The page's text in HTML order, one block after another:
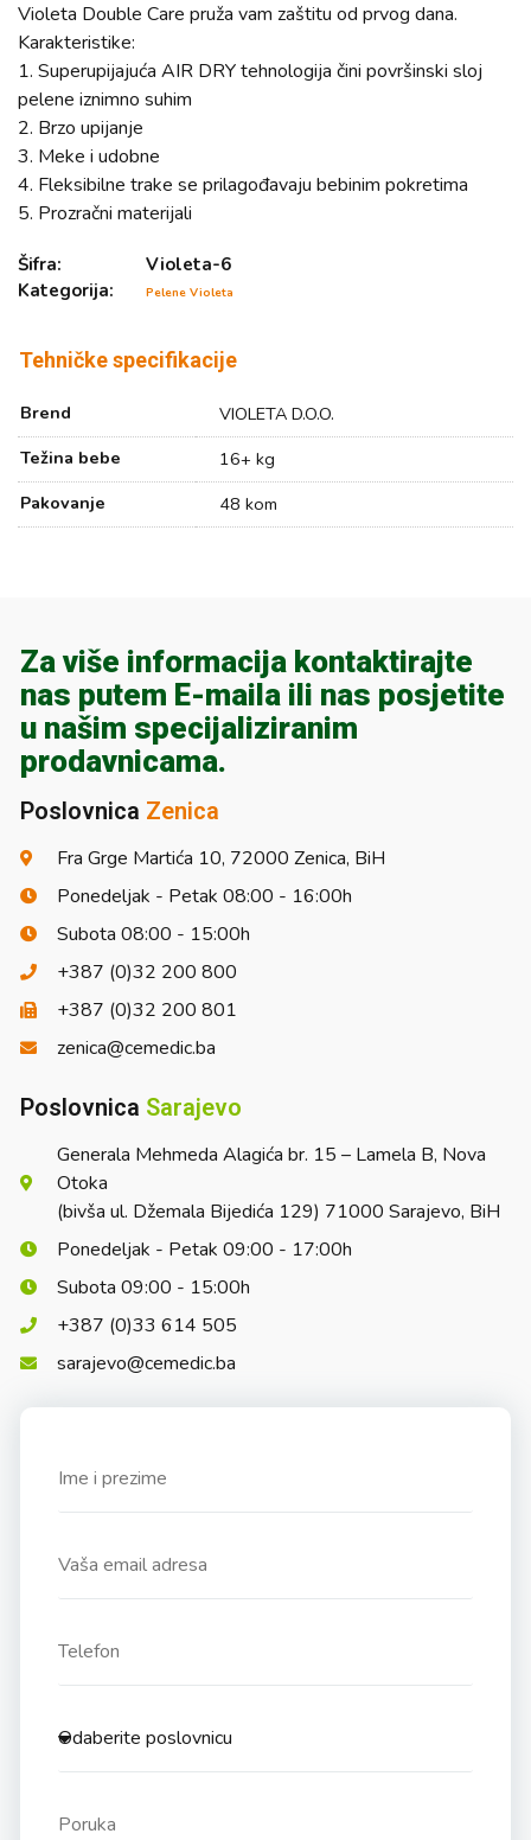
Violeta Double Care pruža vam zaštitu od prvog dana.
Karakteristike:
1. Superupijajuća AIR DRY tehnologija čini površinski sloj
pelene iznimno suhim
2. Brzo upijanje
3. Meke i udobne
4. Fleksibilne trake se prilagođavaju bebinim pokretima
5. Prozračni materijali
Šifra:
Violeta-6
Kategorija:
Pelene Violeta
Tehničke specifikacije
Brend
VIOLETA D.O.O.
Težina bebe
16+ kg
Pakovanje
48 kom
Za više informacija kontaktirajte
nas putem E-maila ili nas posjetite
u našim specijaliziranim
prodavnicama.
Poslovnica Zenica
Fra Grge Martića 10, 72000 Zenica, BiH
Ponedeljak - Petak 08:00 - 16:00h
Subota 08:00 - 15:00h
+387 (0)32 200 800
+387 (0)32 200 801
zenica@cemedic.ba
Poslovnica Sarajevo
Generala Mehmeda Alagića br. 15 – Lamela B, Nova
Otoka
(bivša ul. Džemala Bijedića 129) 71000 Sarajevo, BiH
Ponedeljak - Petak 09:00 - 17:00h
Subota 09:00 - 15:00h
+387 (0)33 614 505
sarajevo@cemedic.ba